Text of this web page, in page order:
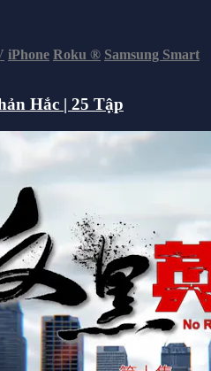
iPhone Roku ® Samsung Smart
Hắc | 25 Tập